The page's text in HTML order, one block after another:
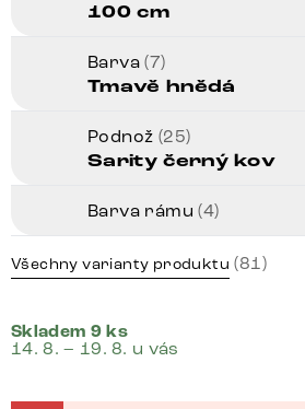
100 cm
Barva(7)
Tmavě hnědá
Podnož (25)
Sarity černý kov
Barva rámu(4)
Všechny varianty produktu (81)
Skladem 9 ks
14. 8. – 19. 8. u vás